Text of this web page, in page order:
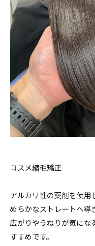
コスメ縮毛矯正
アルカリ性の薬剤を使用
めらかなストレートへ導
広がりやうねりが気にな
すすめです。